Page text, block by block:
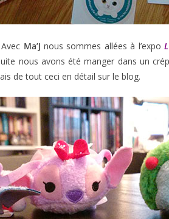
Ma’J nous sommes allées à l’expo
nous avons été manger dans un
de tout ceci en détail sur le blog.